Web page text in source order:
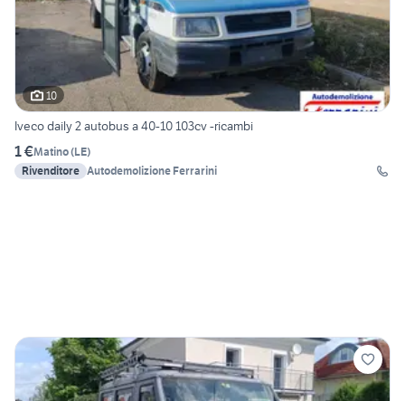
10
Iveco daily 2 autobus a 40-10 103cv -ricambi
1 €Matino(LE)
Rivenditore Autodemolizione Ferrarini